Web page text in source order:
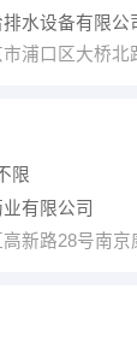
水设备有限公
浦口区大桥
限
有限公司
新路28号南京